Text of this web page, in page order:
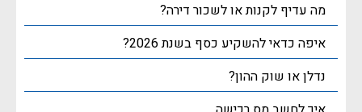
מה עדיף לקנות או לשכור דירה?
איפה כדאי להשקיע כסף בשנת 2026?
נדלן או שוק ההון?